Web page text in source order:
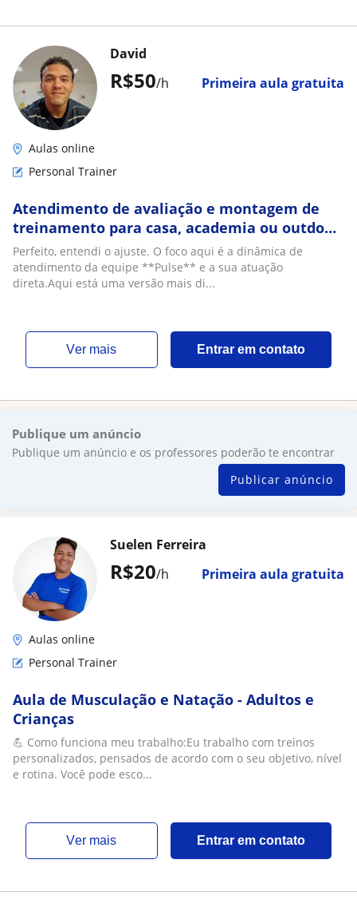
R$50/h Primeira aula gratuita
David
Aulas online
Personal Trainer
Atendimento de avaliação e montagem de
treinamento para casa, academia ou outdoor
por Professor e estagiário. Treine em casa!
Perfeito, entendi o ajuste. O foco aqui é a dinâmica de
atendimento da equipe **Pulse** e a sua atuação
direta.Aqui está uma versão mais di...
ver mais Entrar em contato
Publique um anúncio
Publique um anúncio e os professores poderão te encontrar
Publicar anúncio
R$20/h Primeira aula gratuita
Suelen Ferreira
Aulas online
Personal Trainer
Aula de Musculação e Natação - Adultos e
Crianças
💪 Como funciona meu trabalho:Eu trabalho com treinos
personalizados, pensados de acordo com o seu objetivo, nível
e rotina. Você pode esco...
ver mais Entrar em contato